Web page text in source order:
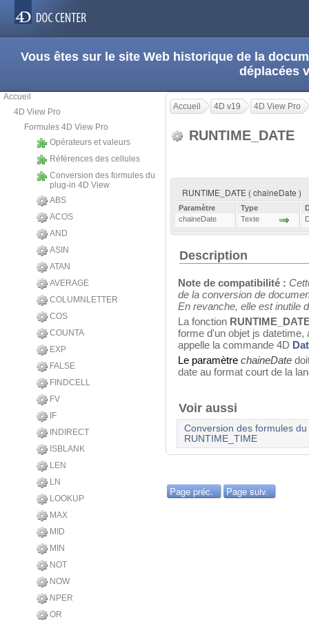
Vous êtes sur le site Web historique de la
déplacées
Accueil
4D View Pro
Formules 4D View Pro
Opérateurs et valeurs
Références des cellules
Conversion des formules du
plug-in 4D View
ABS
ACOS
AND
ASIN
ATAN
AVERAGE
COLUMNLETTER
COS
COUNTA
EXP
FALSE
FINDCELL
FV
IF
INDIRECT
ISBLANK
LEN
LN
LOOKUP
MAX
MID
MIN
NOT
NOW
NPER
OR
Accueil 4D v19 4D View Pro
RUNTIME_DATE
RUNTIME_DATE ( chaineDate )
Paramètre Type
chaineDate
Texte
Description
Note de compatibilité :
de la conversion de
En revanche, elle est inutile
La fonction
forme d'un objet js datetime,
appelle la commande 4D
Le paramètre chaineDate
date au format court de la
Voir aussi
Conversion des formules
RUNTIME_TIME
Page préc. Page suiv.